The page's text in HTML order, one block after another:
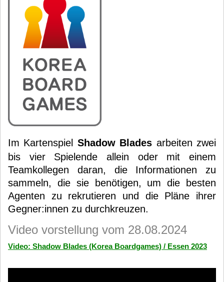
Im Kartenspiel Shadow Blades arbeiten zwei
bis vier Spielende allein oder mit einem
Teamkollegen daran, die Informationen zu
sammeln, die sie benötigen, um die besten
Agenten zu rekrutieren und die Pläne ihrer
Gegner:innen zu durchkreuzen.
Video vorstellung vom 28.08.2024
Video: Shadow Blades (Korea Boardgames) / Essen 2023